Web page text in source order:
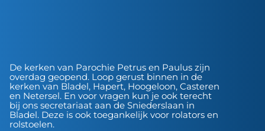
De kerken van Parochie Petrus en Paulus zijn
overdag geopend. Loop gerust binnen in de
kerken van Bladel, Hapert, Hoogeloon, Casteren
en Netersel. En voor vragen kun je ook terecht
bij ons secretariaat aan de Sniederslaan in
Bladel. Deze is ook toegankelijk voor rolators en
rolstoelen.